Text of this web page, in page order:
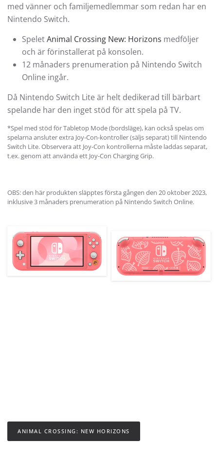
med vänner och familjemedlemmar som redan har en
Nintendo Switch.
SpeletAnimal Crossing New: Horizons medföljer
och är förinstallerat på konsolen.
12 månaders prenumeration på Nintendo Switch
Online ingår.
Då Nintendo Switch Lite är helt dedikerad till bärbart
spelande har den inget stöd för att spela på TV.
*Spel med stöd för Tabletop Mode (bordsläge), kan också spelas om
spelarna ansluter extra Joy-Con-kontroller (säljs separat) till Nintendo
Switch Lite. Observera att Joy-Con kontrollerna måste laddas separat,
t.ex. genom att använda ett Joy-Con Charging Grip.
OBS: den här produkten släpptes första gången den 20 oktober 2023,
inklusive 3 månaders prenumeration på Nintendo Switch Online.
ANIMAL CROSSING: NEW HORIZONS